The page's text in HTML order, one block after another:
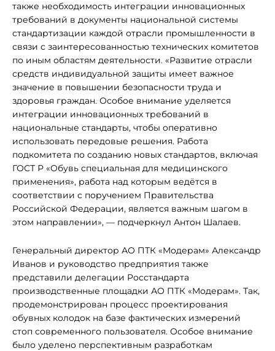
также необходимость интеграции инновационных
требований в документы национальной системы
стандартизации каждой отрасли промышленности в
связи с заинтересованностью технических комитетов
по иным областям деятельности. «Развитие отрасли
средств индивидуальной защиты имеет важное
значение в повышении безопасности труда и
здоровья граждан. Особое внимание уделяется
интеграции инновационных требований в
национальные стандарты, чтобы оперативно
использовать передовые решения. Работа
подкомитета по созданию новых стандартов, включая
ГОСТ Р «Обувь специальная для медицинского
применения», работа над которым ведётся в
соответствии с поручением Правительства
Российской Федерации, является важным шагом в
этом направлении», — подчеркнул Антон Шалаев.
Генеральный директор АО ПТК «Модерам» Александр
Иванов и руководство предприятия также
представили делегации Росстандарта
производственные площадки АО ПТК «Модерам». Так,
продемонстрирован процесс проектирования
обувных колодок на базе фактических измерений
стоп современного пользователя. Особое внимание
было уделено перспективным разработкам